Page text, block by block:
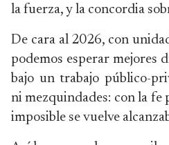
la fuerza, y la concordia
De cara al 2026, con
podemos esperar mejores
bajo un trabajo público-
ni mezquindades: con la fe
imposible se vuelve